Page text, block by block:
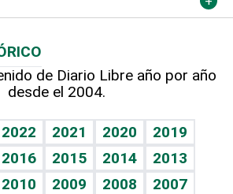
de Diario Libre año por año
desde el 2004.
2022 2021 2020
2019
2016 2015 2014
2013
2010 2009 2008
2007